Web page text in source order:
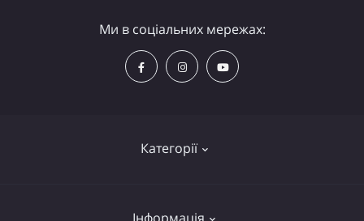
Категорії
Ми в соціальних мережах: